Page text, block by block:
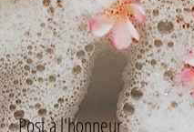
Post à l'honneur